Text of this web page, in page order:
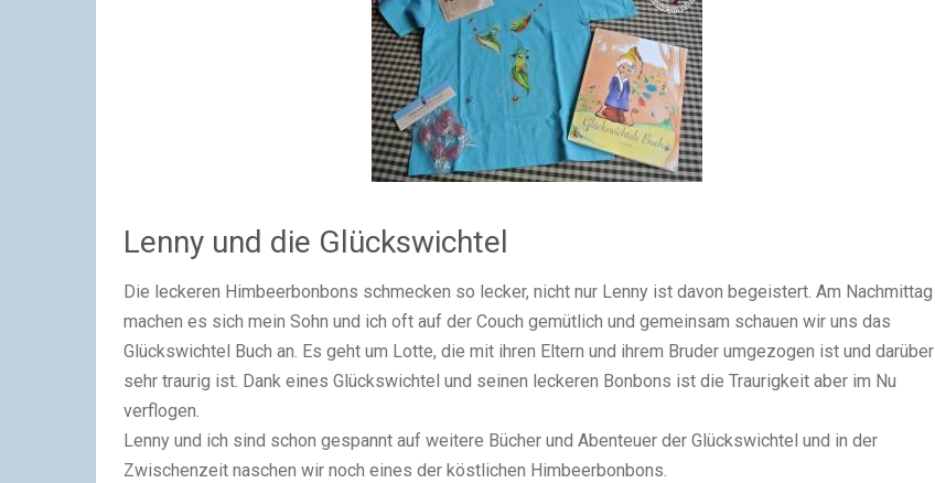
Lenny und die Glückswichtel
Die leckeren Himbeerbonbons schmecken so lecker, nicht nur Lenny ist davon begeistert. Am Nachmittag
machen es sich mein Sohn und ich oft auf der Couch gemütlich und gemeinsam schauen wir uns das
Glückswichtel Buch an. Es geht um Lotte, die mit ihren Eltern und ihrem Bruder umgezogen ist und darüber
sehr traurig ist. Dank eines Glückswichtel und seinen leckeren Bonbons ist die Traurigkeit aber im Nu
verflogen.
Lenny und ich sind schon gespannt auf weitere Bücher und Abenteuer der Glückswichtel und in der
Zwischenzeit naschen wir noch eines der köstlichen Himbeerbonbons.